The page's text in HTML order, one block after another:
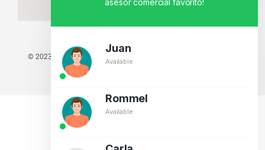
© 2023 TODOS LOS DERECHOS RESERVADOS - TECNIT TU TIENDA
TECNOLÓGICA.
asesor comercial favorito!
Juan
Available
Rommel
Available